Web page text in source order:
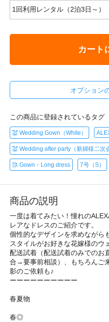
カート
オプション
この商品に登録されているタグ
💒 Wedding Gown（White）
💒 Wedding after party（新婦様二次
🥻 Gown・Long dress 7号（S）
商品の説明
一度は着てみたい！憧れの
レアなドレスのご紹介です。
個性的なデザインを求めながら
スタイルがお好きな花嫁様のウ
配送試着（配送試着のみでのお
合→要事前相談）、もちろんご
影のご依頼も♪
ーーーーーーーーーー
春夏物
春◎